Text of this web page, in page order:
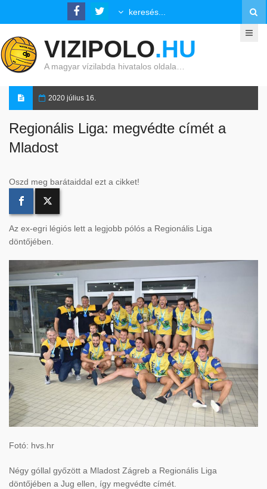
VIZIPOLO.HU
A magyar vízilabda hivatalos oldala…
2020 július 16.
Regionális Liga: megvédte címét a
Mladost
Oszd meg barátaiddal ezt a cikket!
Az ex-egri légiós lett a legjobb pólós a Regionális Liga
döntőjében.
Fotó: hvs.hr
Négy góllal győzött a Mladost Zágreb a Regionális Liga
döntőjében a Jug ellen, így megvédte címét.